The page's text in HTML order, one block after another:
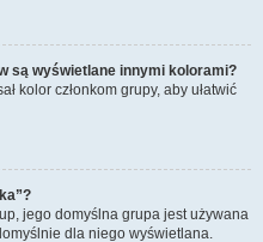
są wyświetlane innymi kolorami?
kolor członkom grupy, aby ułatwić
jego domyślna grupa jest używana
dla niego wyświetlana.